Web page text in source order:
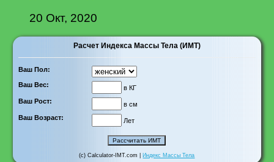
20 Окт, 2020
Расчет Индекса Массы Тела (ИМТ)
Ваш Пол:
Ваш Вес:
в КГ
Ваш Рост:
в см
Ваш Возраст:
Лет
(c) Calculator-IMT.com | Индекс Массы Тела